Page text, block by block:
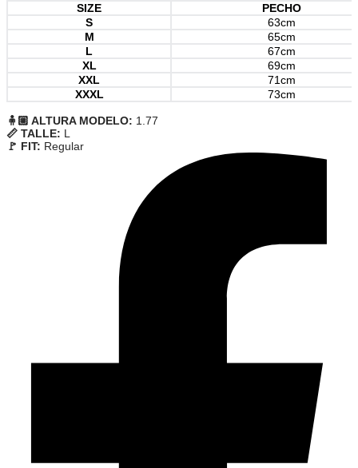
SIZE
PECHO
S
63cm
M
65cm
L
67cm
XL
69cm
XXL
71cm
XXXL
73cm
🧍🏼 ALTURA MODELO: 1.77
📏 TALLE: L
🚩 FIT: Regular